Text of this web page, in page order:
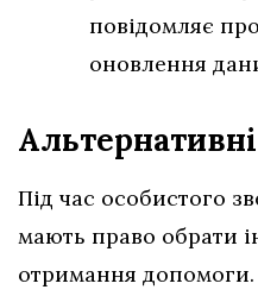
повідомляє
оновлення
Під час особистого
мають право обрати
отримання